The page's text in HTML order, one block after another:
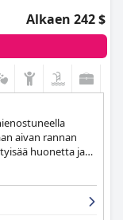
Alkaen 242 $
aivan rannan
huonetta ja
tekevät